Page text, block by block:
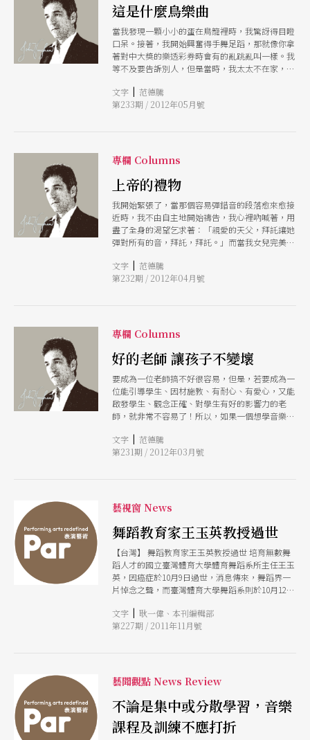
這是什麼鳥樂曲
當我發現一顆小小的蛋在鳥籠裡時，我驚訝得目瞪
口呆。接著，我開始興奮得手舞足蹈，那就像你拿
著對中大獎的樂透彩券時會有的亂跳亂叫一樣。我
等不及要告訴別人，但是當時，我太太不在家，我
上睡到打呼的黃金獵犬珊迪，忍不住把牠搖醒，對
著一臉疑惑的牠大叫：「珊迪，我們有小寶寶了
文字 | 范德騰
第233期 / 2012年05月號
專欄 Columns
上帝的禮物
我開始緊張了，當那個容易彈錯音的段落愈來愈接
近時，我不由自主地開始禱告，我心裡吶喊著，用
盡了全身的渴望乞求著：「親愛的天父，拜託讓她
彈對所有的音，拜託，拜託。」而當我女兒完美地
板，非常誠懇地對著天花板說著：「感謝主！」
文字 | 范德騰
第232期 / 2012年04月號
專欄 Columns
好的老師 讓孩子不變壞
要成為一位老師搞不好很容易，但是，若要成為一
位能引導學生、因材施教、有耐心、有愛心，又能
啟發學生、觀念正確、對學生有好的影響力的老
師，就非常不容易了！所以，如果一個想學音樂的
不會變壞。
文字 | 范德騰
第231期 / 2012年03月號
藝視窗 News
舞蹈教育家王玉英教授過世
【台灣】 舞蹈教育家王玉英教授過世 培育無數舞
蹈人才的國立臺灣體育大學體育舞蹈系所主任王玉
英，因癌症於10月9日過世，消息傳來，舞蹈界一
片悼念之聲，而臺灣體育大學舞蹈系則於10月12日
大學舞蹈系之系所主任兼副校長，中國舞等地方民
族舞蹈為其專門研究的領域。而長年扶持中台灣的
是成立卅三年的新竹市欣蕾舞蹈團團長，為舞蹈教
育資源較為匱乏的新竹中部地區持續扎根。王玉英
教授病故後，她的學生們於Facebook成立專頁
「王玉英教授」，舞蹈良師和學生的深厚情誼，從
學生們的追憶緬懷中深刻映現。（鄒欣寧） 紙風
文字 | 耿一偉、本刊編輯部
第227期 / 2011年11月號
藝聞觀點 News Review
不論是集中或分散學習，音樂
課程及訓練不應打折